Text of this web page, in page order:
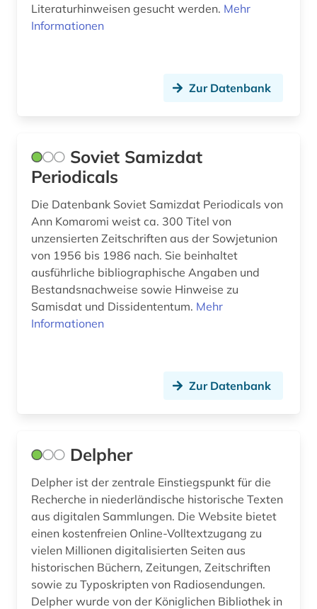
physik (8)
planetologie (1)
polen (2)
politik (9)
portugal (1)
psychologie (2)
publikation (1)
publizistik (1)
pädagogik (1)
quelle (7)
quellensammlung (2)
Literaturhinweisen gesucht werden. Mehr
Informationen
Zur Datenbank
Soviet Samizdat
Periodicals
Die Datenbank Soviet Samizdat Periodicals von
Ann Komaromi weist ca. 300 Titel von
unzensierten Zeitschriften aus der Sowjetunion
von 1956 bis 1986 nach. Sie beinhaltet
ausführliche bibliographische Angaben und
Bestandsnachweise sowie Hinweise zu
Samisdat und Dissidententum. Mehr
Informationen
Zur Datenbank
Delpher
Delpher ist der zentrale Einstiegspunkt für die
Recherche in niederländische historische Texten
aus digitalen Sammlungen. Die Website bietet
einen kostenfreien Online-Volltextzugang zu
vielen Millionen digitalisierten Seiten aus
historischen Büchern, Zeitungen, Zeitschriften
sowie zu Typoskripten von Radiosendungen.
Delpher wurde von der Königlichen Bibliothek in